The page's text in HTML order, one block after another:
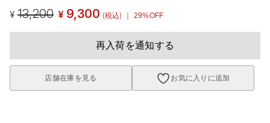
¥ 13,200 ¥ 9,300 (税込) ｜ 29%OFF
再入荷を通知する
店舗在庫を見る お気に入りに追加